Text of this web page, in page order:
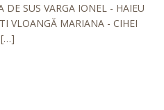
SUS VARGA IONEL - HAIEU
VLOANGĂ MARIANA - CIHEI
[…]